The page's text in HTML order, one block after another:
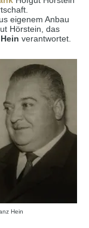
eigenem Anbau
Hörstein, das
verantwortet.
Hein